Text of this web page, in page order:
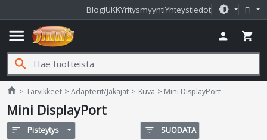
BlogiUKKYritysmyyntiYhteystiedot brightness_medium FI
menu person shopping_cart
search
home Jimms.fi
Tarvikkeet Adapterit/Jakajat Kuva Mini DisplayPort
Mini DisplayPort
sort Pisteytys filter_list SUODATA